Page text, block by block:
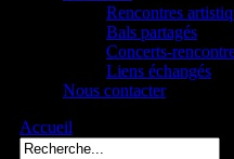
Rencontres
Bals partagés
Concerts-
Liens échangés
Nous contacter
Accueil